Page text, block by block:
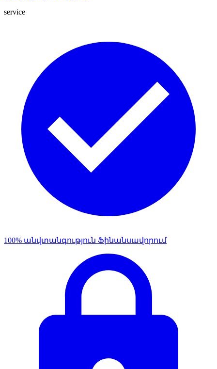
service
100% անվտանգություն Ֆինանսավորում